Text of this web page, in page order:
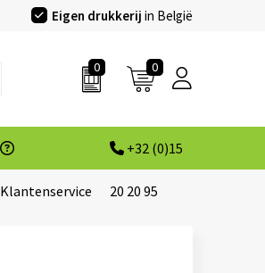
Eigen drukkerij in België
0 0
Klantenservice
+32 (0)15
20 20 95